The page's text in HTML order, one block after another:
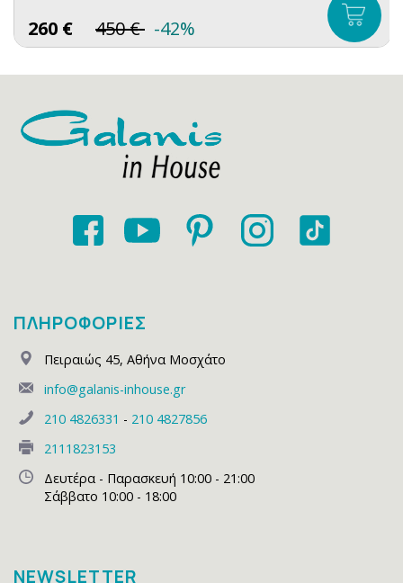
260 € 450€ -42%
ΠΛΗΡΟΦΟΡΙΕΣ
Πειραιώς 45, Αθήνα Μοσχάτο
info@galanis-inhouse.gr
210 4826331 - 210 4827856
2111823153
Δευτέρα - Παρασκευή 10:00 - 21:00
Σάββατο 10:00 - 18:00
NEWSLETTER